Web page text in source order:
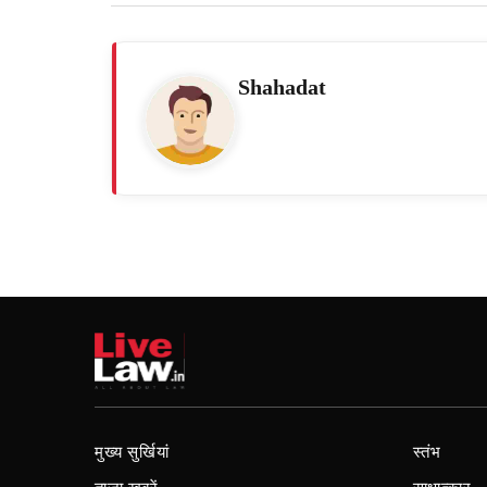
Shahadat
मुख्य सुर्खियां स्तंभ